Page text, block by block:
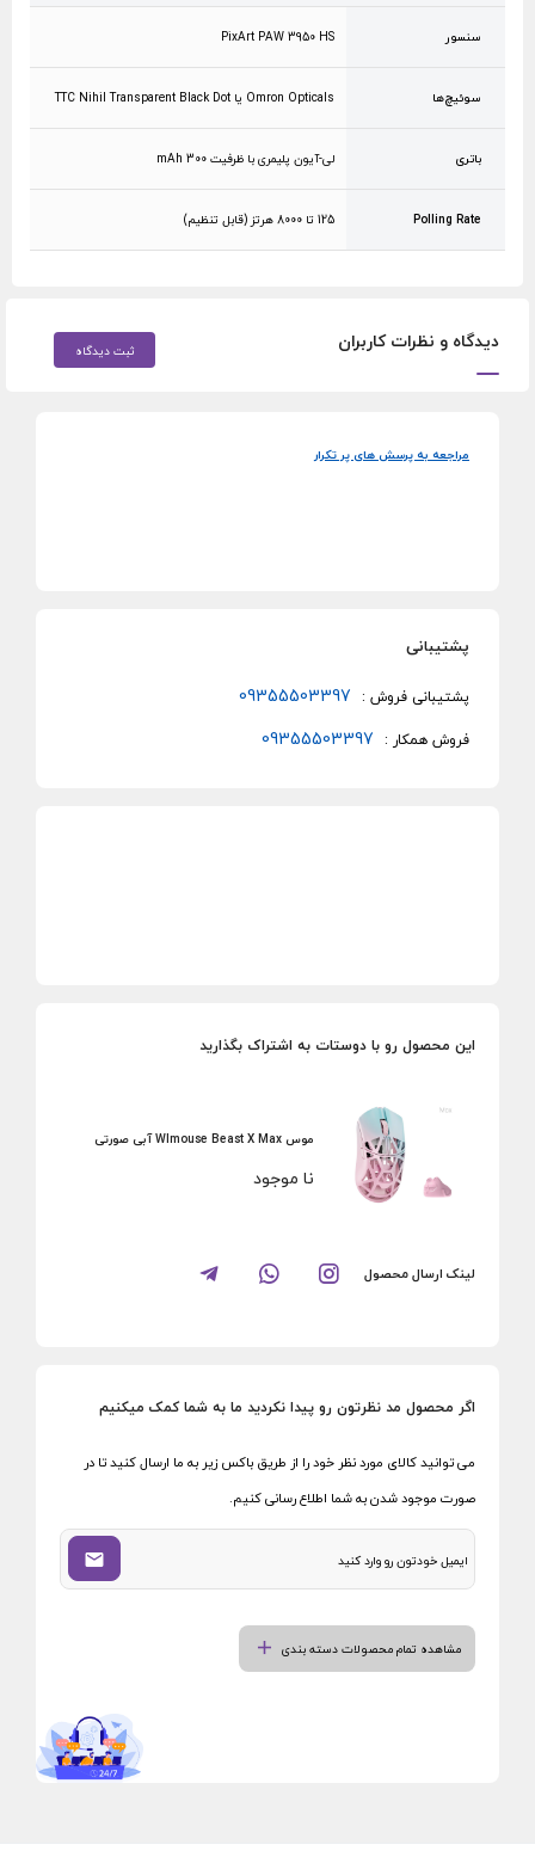
سنسور PixArt PAW 3950 HS
سوئیچ‌ها Omron Opticals یا TTC Nihil Transparent Black Dot
باتری لی-آیون پلیمری با ظرفیت 300 mAh
Polling Rate 125 تا 8000 هرتز (قابل تنظیم)
دیدگاه و نظرات کاربران ثبت دیدگاه
مراجعه به پرسش های پر تکرار
پشتیبانی
پشتیبانی فروش : 09355503397
فروش همکار : 09355503397
این محصول رو با دوستات به اشتراک بگذارید
موس Wlmouse Beast X Max آبی صورتی
نا موجود
لینک ارسال محصول
اگر محصول مد نظرتون رو پیدا نکردید ما به شما کمک میکنیم
می توانید کالای مورد نظر خود را از طریق باکس زیر به ما ارسال کنید تا در
صورت موجود شدن به شما اطلاع رسانی کنیم.
مشاهده تمام محصولات دسته بندی